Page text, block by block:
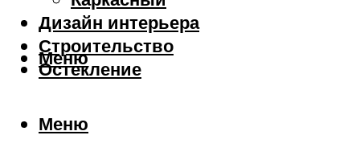
Дизайн интерьера
Строительство
Остекление
Меню
Меню